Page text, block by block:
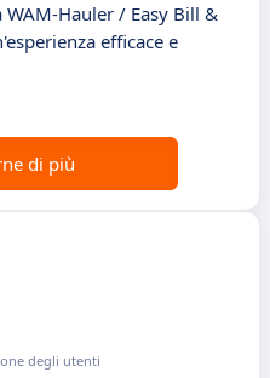
Hauler / Easy Bill &
efficace e
di più
degli utenti